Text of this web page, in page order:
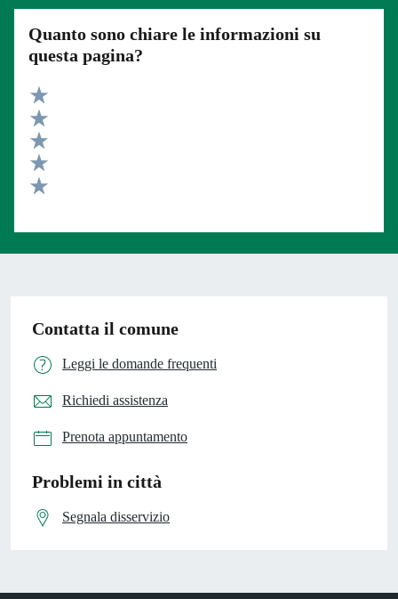
Quanto sono chiare le informazioni su
questa pagina?
Valuta 5 stelle su 5
Valuta 4 stelle su 5
Valuta 3 stelle su 5
Valuta 2 stelle su 5
Contatta il comune
Leggi le domande frequenti
Richiedi assistenza
Prenota appuntamento
Problemi in città
Segnala disservizio